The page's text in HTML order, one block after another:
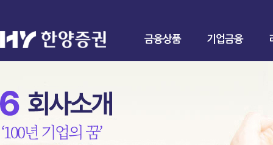
금융상품 기업금융